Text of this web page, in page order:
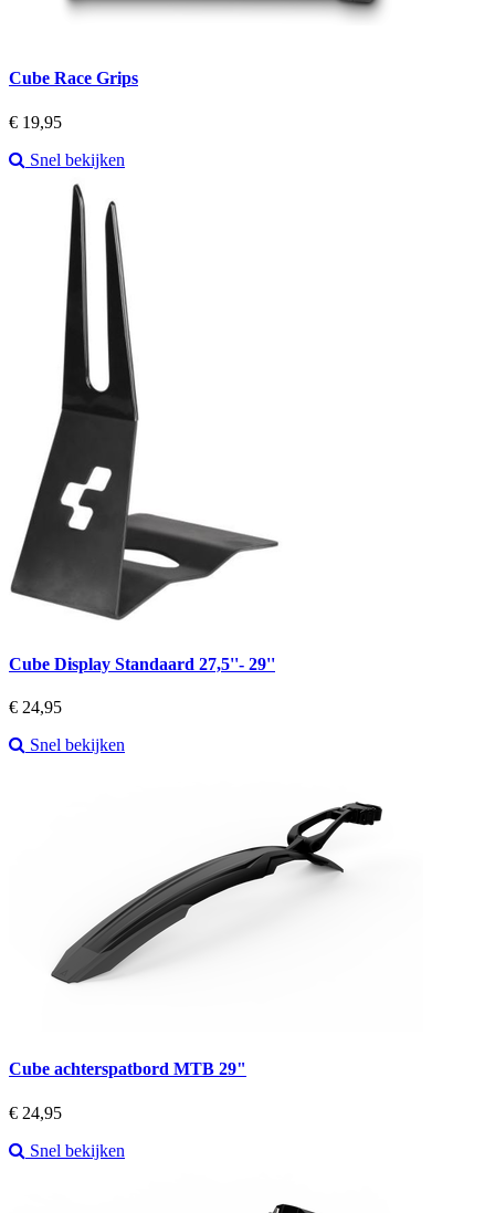
Cube Race Grips
Prijs
€ 19,95
Snel bekijken
Cube Display Standaard 27,5''- 29''
Prijs
€ 24,95
Snel bekijken
Cube achterspatbord MTB 29"
Prijs
€ 24,95
Snel bekijken